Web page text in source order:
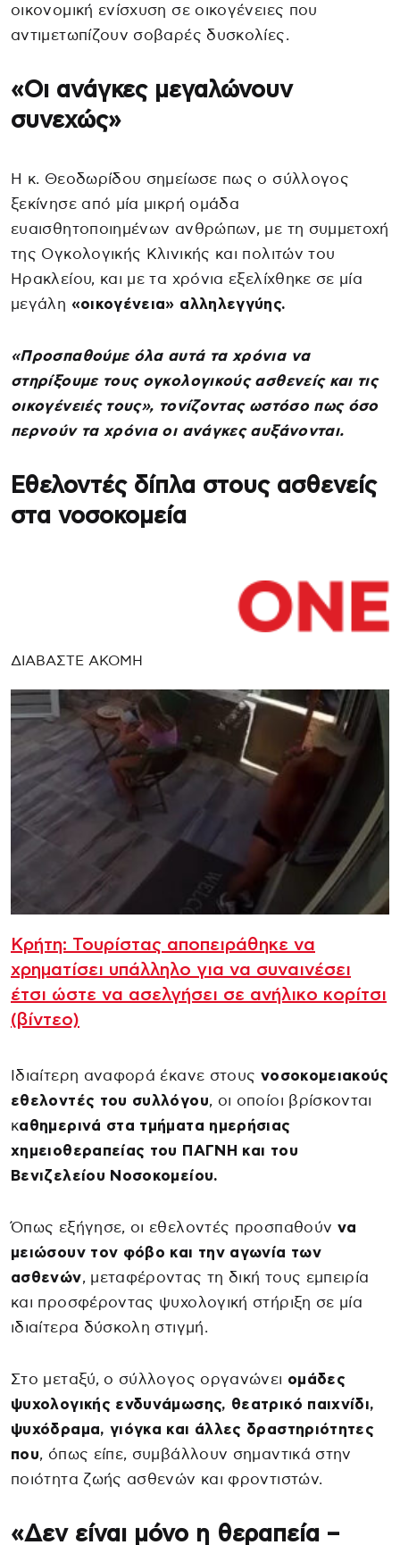
οικονομική ενίσχυση σε οικογένειες που
αντιμετωπίζουν σοβαρές δυσκολίες.
«Οι ανάγκες μεγαλώνουν
συνεχώς»
Η κ. Θεοδωρίδου σημείωσε πως ο σύλλογος
ξεκίνησε από μία μικρή ομάδα
ευαισθητοποιημένων ανθρώπων, με τη συμμετοχή
της Ογκολογικής Κλινικής και πολιτών του
Ηρακλείου, και με τα χρόνια εξελίχθηκε σε μία
μεγάλη «οικογένεια» αλληλεγγύης.
«Προσπαθούμε όλα αυτά τα χρόνια να
στηρίξουμε τους ογκολογικούς ασθενείς και τις
οικογένειές τους», τονίζοντας ωστόσο πως όσο
περνούν τα χρόνια οι ανάγκες αυξάνονται.
Εθελοντές δίπλα στους ασθενείς
στα νοσοκομεία
ΔΙΑΒΑΣΤΕ ΑΚΟΜΗ
Κρήτη: Τουρίστας αποπειράθηκε να
χρηματίσει υπάλληλο για να συναινέσει
έτσι ώστε να ασελγήσει σε ανήλικο κορίτσι
(βίντεο)
Ιδιαίτερη αναφορά έκανε στους νοσοκομειακούς
εθελοντές του συλλόγου, οι οποίοι βρίσκονται
καθημερινά στα τμήματα ημερήσιας
χημειοθεραπείας του ΠΑΓΝΗ και του
Βενιζελείου Νοσοκομείου.
Όπως εξήγησε, οι εθελοντές προσπαθούν να
μειώσουν τον φόβο και την αγωνία των
ασθενών, μεταφέροντας τη δική τους εμπειρία
και προσφέροντας ψυχολογική στήριξη σε μία
ιδιαίτερα δύσκολη στιγμή.
Στο μεταξύ, ο σύλλογος οργανώνει ομάδες
ψυχολογικής ενδυνάμωσης, θεατρικό παιχνίδι,
ψυχόδραμα, γιόγκα και άλλες δραστηριότητες
που, όπως είπε, συμβάλλουν σημαντικά στην
ποιότητα ζωής ασθενών και φροντιστών.
«Δεν είναι μόνο η θεραπεία –